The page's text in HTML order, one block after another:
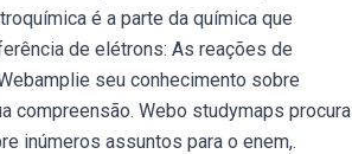
é a parte da química que
de elétrons: As reações de
seu conhecimento sobre
compreensão. Webo studymaps procura
inúmeros assuntos para o enem,.